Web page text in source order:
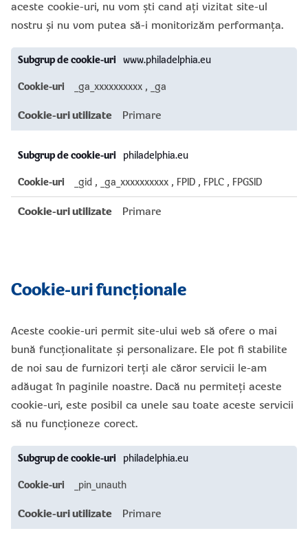
aceste cookie-uri, nu vom ști cand ați vizitat site-ul
nostru și nu vom putea să-i monitorizăm performanța.
Cookie-
uri
performanță
www.philadelphia.eu
_ga_xxxxxxxxxx , _ga
Primare
philadelphia.eu
_gid , _ga_xxxxxxxxxx , FPID , FPLC , FPGSID
Primare
Cookie-uri funcționale
Aceste cookie-uri permit site-ului web să ofere o mai
bună funcționalitate și personalizare. Ele pot fi stabilite
de noi sau de furnizori terți ale căror servicii le-am
adăugat în paginile noastre. Dacă nu permiteți aceste
cookie-uri, este posibil ca unele sau toate aceste servicii
să nu funcționeze corect.
Cookie-
uri
philadelphia.eu
_pin_unauth
Primare